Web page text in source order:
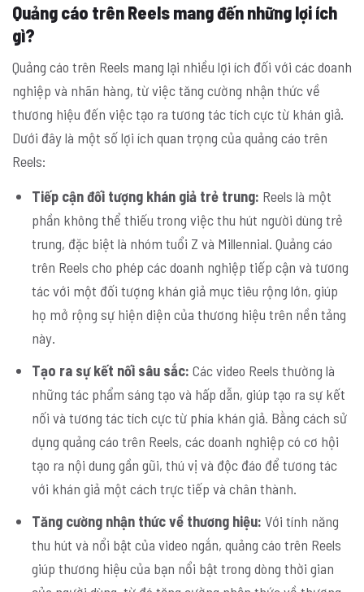
Quảng cáo trên Reels mang đến những lợi ích
gì?
Quảng cáo trên Reels mang lại nhiều lợi ích đối với các doanh
nghiệp và nhãn hàng, từ việc tăng cường nhận thức về
thương hiệu đến việc tạo ra tương tác tích cực từ khán giả.
Dưới đây là một số lợi ích quan trọng của quảng cáo trên
Reels:
Tiếp cận đối tượng khán giả trẻ trung: Reels là một
phần không thể thiếu trong việc thu hút người dùng trẻ
trung, đặc biệt là nhóm tuổi Z và Millennial. Quảng cáo
trên Reels cho phép các doanh nghiệp tiếp cận và tương
tác với một đối tượng khán giả mục tiêu rộng lớn, giúp
họ mở rộng sự hiện diện của thương hiệu trên nền tảng
này.
Tạo ra sự kết nối sâu sắc: Các video Reels thường là
những tác phẩm sáng tạo và hấp dẫn, giúp tạo ra sự kết
nối và tương tác tích cực từ phía khán giả. Bằng cách sử
dụng quảng cáo trên Reels, các doanh nghiệp có cơ hội
tạo ra nội dung gần gũi, thú vị và độc đáo để tương tác
với khán giả một cách trực tiếp và chân thành.
Tăng cường nhận thức về thương hiệu: Với tính năng
thu hút và nổi bật của video ngắn, quảng cáo trên Reels
giúp thương hiệu của bạn nổi bật trong dòng thời gian